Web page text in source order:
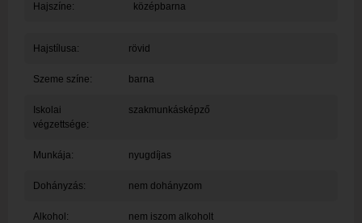
Hajszíne: középbarna
Hajstílusa: rövid
Szeme színe: barna
Iskolai
végzettsége:
szakmunkásképző
Munkája: nyugdíjas
Dohányzás: nem dohányzom
Alkohol: nem iszom alkoholt